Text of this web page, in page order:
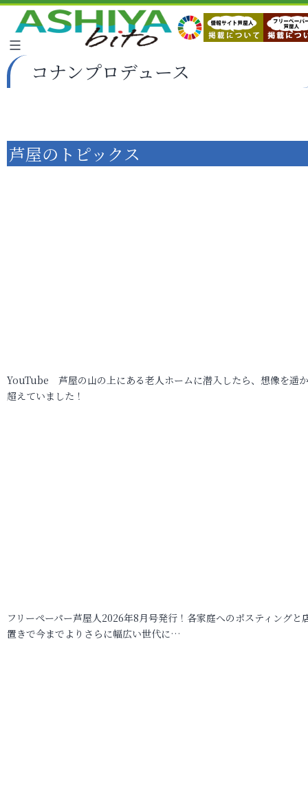
コナンプロデュース
芦屋のトピックス
YouTube 芦屋の山の上にある老人ホームに潜入したら、想像を遥
超えていました！
フリーペーパー芦屋人2026年8月号発行！各家庭へのポスティングと
置きで今までよりさらに幅広い世代に…